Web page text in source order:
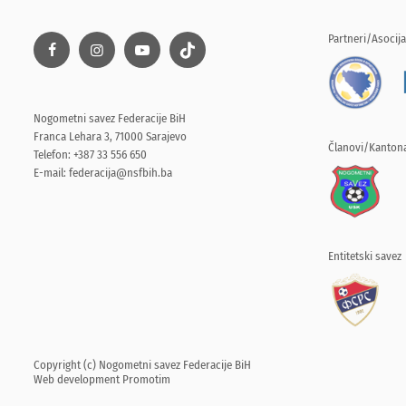
Nogometni savez Federacije BiH
Franca Lehara 3, 71000 Sarajevo
Telefon: +387 33 556 650
E-mail: federacija@nsfbih.ba
Partneri/
Članovi/
Entitetski savez
Copyright (c) Nogometni savez Federacije BiH
Web development Promotim